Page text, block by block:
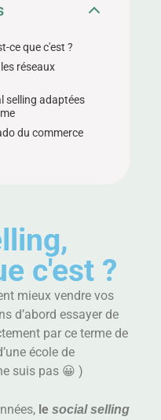
ce que c'est ?
réseaux
selling adaptées
du commerce
c'est ?
mieux vendre vos
d’abord essayer de
par ce terme de
école de
suis pas 😀 )
le social selling